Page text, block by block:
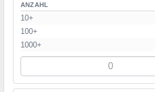
ANZAHL
10+
100+
1000+